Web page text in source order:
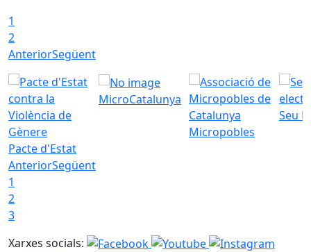
1
2
AnteriorSegüent
Pacte d'Estat
MicroCatalunya
Micropobles
Seu
AnteriorSegüent
1
2
3
Xarxes socials: